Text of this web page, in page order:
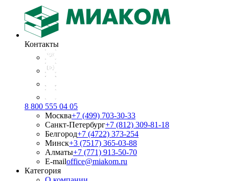
Контакты
8 800 555 04 05
Москва+7 (499) 703-30-33
Санкт-Петербург+7 (812) 309-81-18
Белгород+7 (4722) 373-254
Минск+3 (7517) 365-03-88
Алматы+7 (771) 913-50-70
E-mailoffice@miakom.ru
Категория